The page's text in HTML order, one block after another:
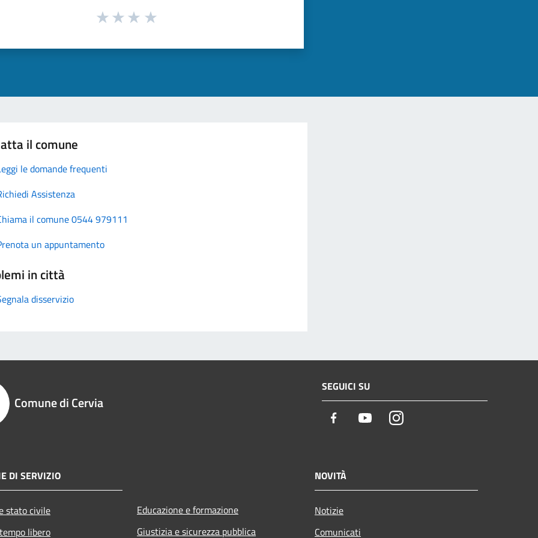
il comune
le domande frequenti
Assistenza
il comune 0544 979111
un appuntamento
in città
disservizio
Comune di Cervia
SEGUICI SU
Facebook YoutubeInstagram
DI SERVIZIO
stato civile
libero
Educazione e formazione
Giustizia e sicurezza pubblica
NOVITÀ
Notizie
Comunicati